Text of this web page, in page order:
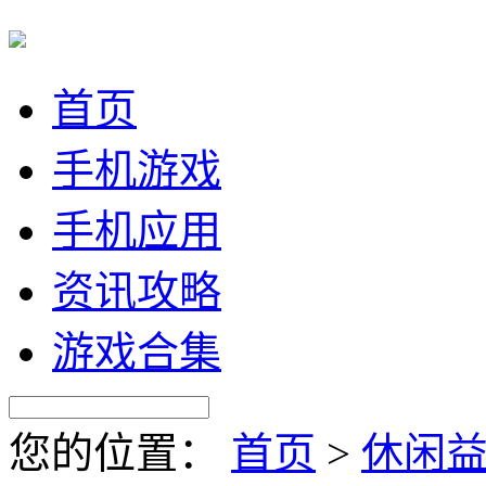
首页
手机游戏
手机应用
资讯攻略
游戏合集
您的位置： 首页 > 休闲